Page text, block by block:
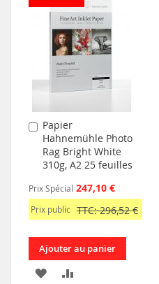
MA
LISTE
D’ENVIE
COMPARATEUR
Papier
Hahnemühle Photo
Rag Bright White
310g, A2 25 feuilles
Prix Spécial 247,10 €
Prix public TTC: 296,52 €
Ajouter
au
panier
Ajouter au panier
AJOUTER